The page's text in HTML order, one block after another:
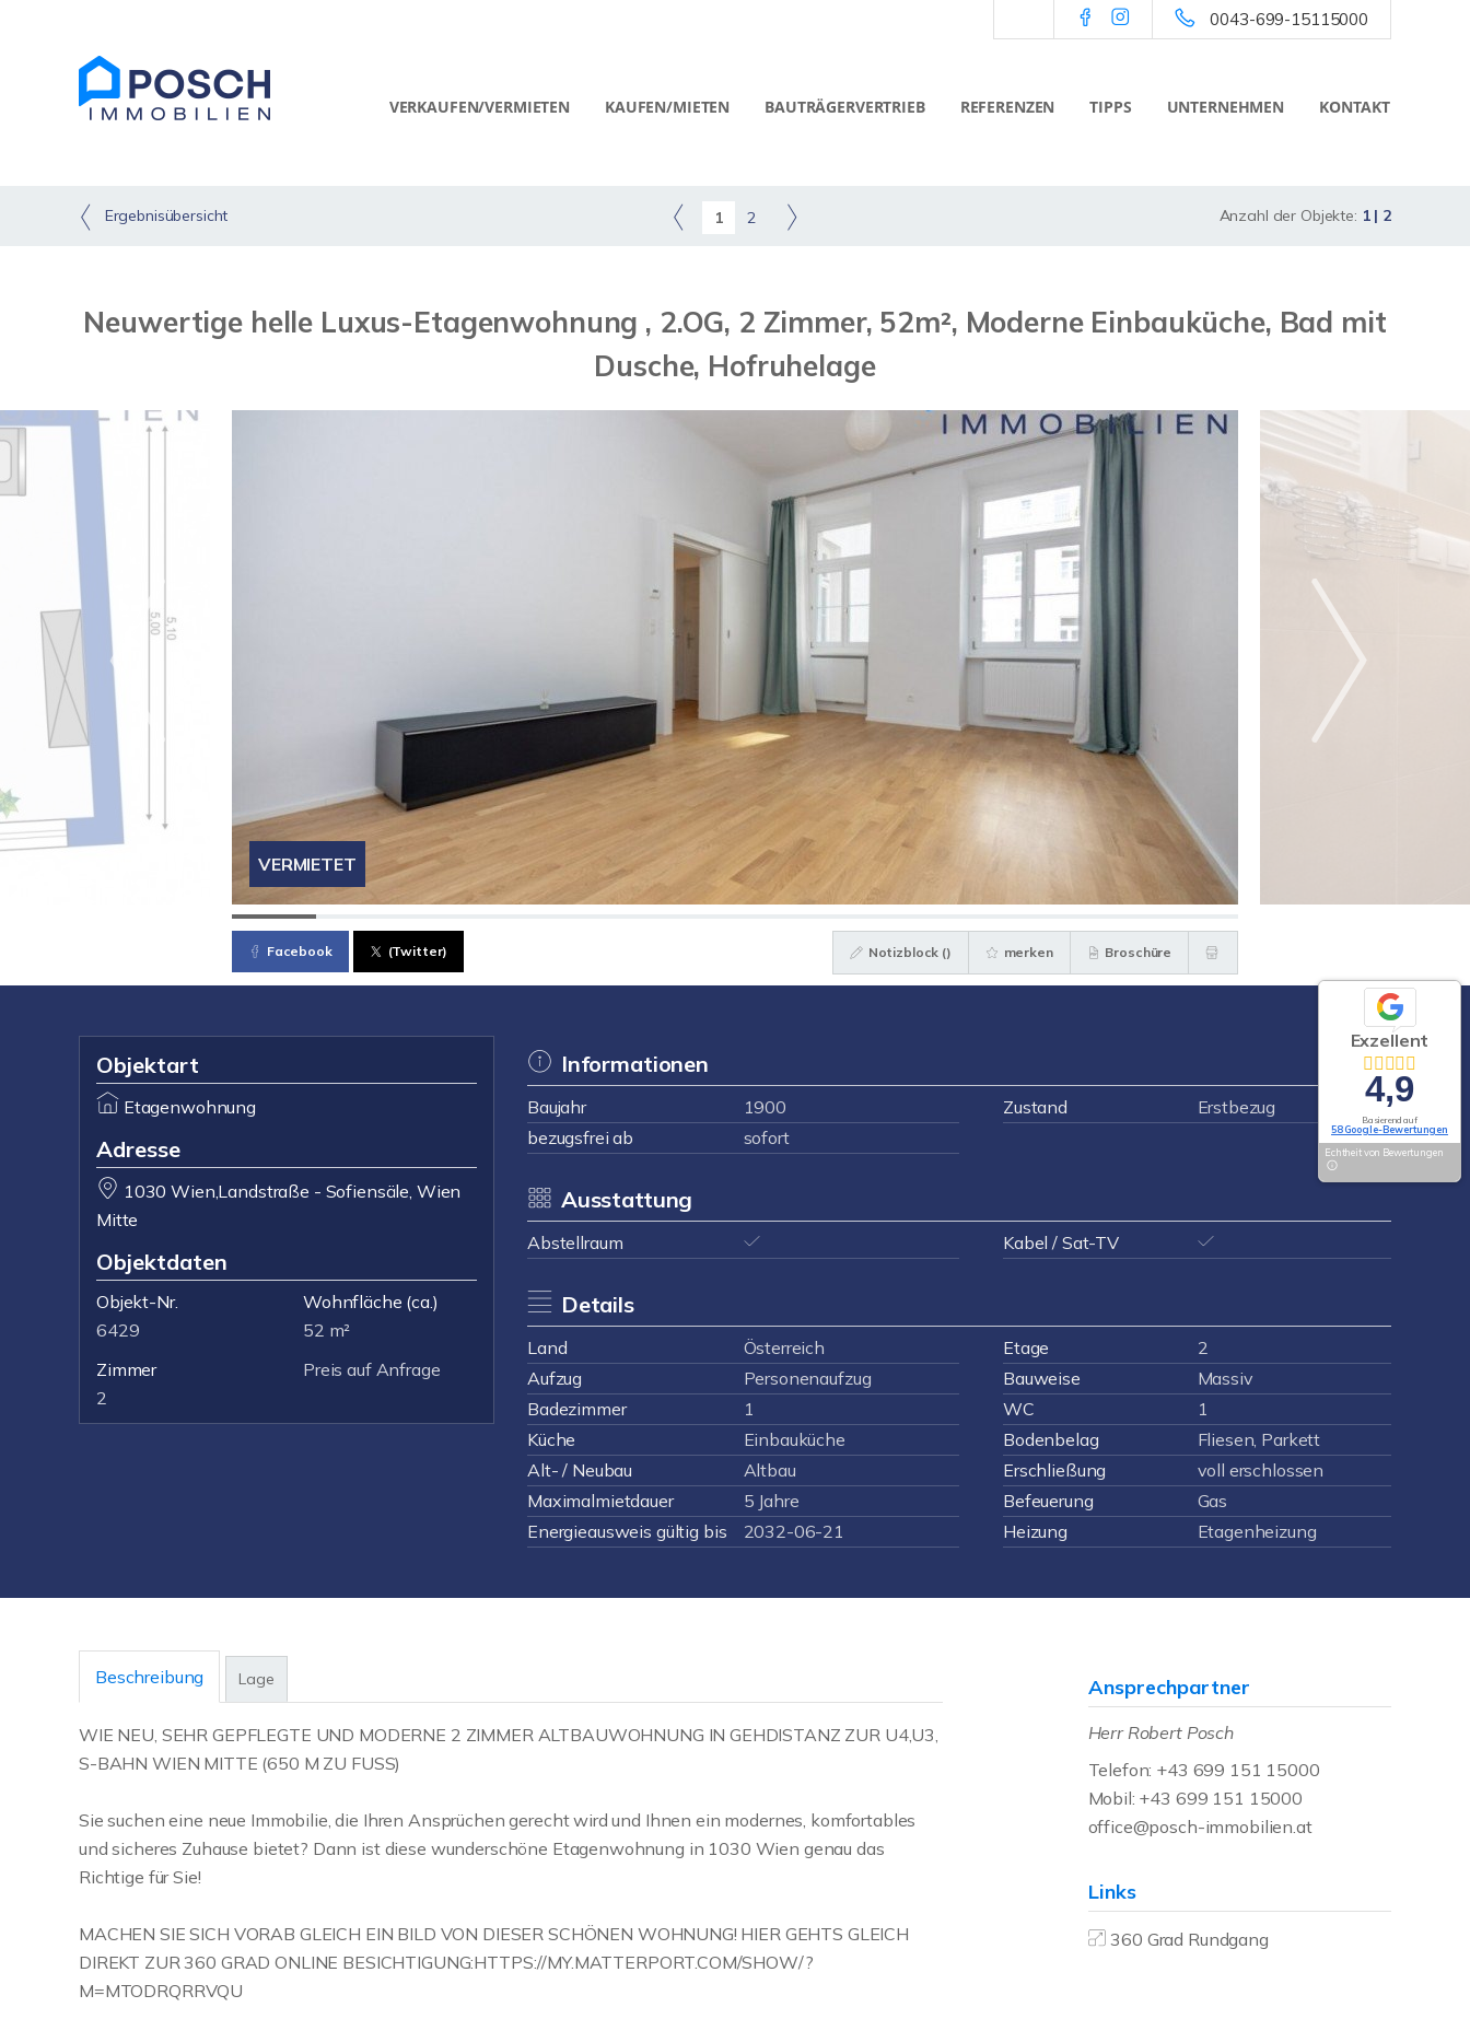
0043-699-15115000
VERKAUFEN/VERMIETEN KAUFEN/MIETEN BAUTRÄGERVERTRIEB REFERENZEN TIPPS UNTERNEHMEN KONTAKT
Ergebnisübersicht 1 2 Anzahl der Objekte: 1 | 2
Neuwertige helle Luxus-Etagenwohnung , 2.OG, 2 Zimmer, 52m², Moderne Einbauküche, Bad mit
Dusche, Hofruhelage
VERMIETET
Facebook (Twitter) Notizblock () merken Broschüre
Objektart
Etagenwohnung
Adresse
1030 Wien,Landstraße - Sofiensäle, Wien
Mitte
Objektdaten
Objekt-Nr.
6429
Wohnfläche (ca.)
52 m²
Zimmer
2
Preis auf Anfrage
Informationen
Baujahr 1900 Zustand
Erstbezug
bezugsfrei ab
sofort
Ausstattung
Abstellraum Kabel / Sat-TV
Details
Land Österreich Etage
2
Aufzug
Personenaufzug Bauweise
Massiv
Badezimmer
1 WC
1
Küche
Einbauküche Bodenbelag
Fliesen, Parkett
Alt- / Neubau
Altbau Erschließung
voll erschlossen
Maximalmietdauer
5 Jahre Befeuerung
Gas
Energieausweis gültig bis
2032-06-21 Heizung Etagenheizung
Beschreibung Lage
WIE NEU, SEHR GEPFLEGTE UND MODERNE 2 ZIMMER ALTBAUWOHNUNG IN GEHDISTANZ ZUR U4,U3,
S-BAHN WIEN MITTE (650 M ZU FUSS)
Sie suchen eine neue Immobilie, die Ihren Ansprüchen gerecht wird und Ihnen ein modernes, komfortables
und sicheres Zuhause bietet? Dann ist diese wunderschöne Etagenwohnung in 1030 Wien genau das
Richtige für Sie!
MACHEN SIE SICH VORAB GLEICH EIN BILD VON DIESER SCHÖNEN WOHNUNG! HIER GEHTS GLEICH
DIREKT ZUR 360 GRAD ONLINE BESICHTIGUNG:HTTPS://MY.MATTERPORT.COM/SHOW/?
M=MTODRQRRVQU
Ansprechpartner
Herr Robert Posch
Telefon: +43 699 151 15000
Mobil: +43 699 151 15000
office@posch-immobilien.at
Links
360 Grad Rundgang
Exzellent
4,9
Basierend auf
58 Google-Bewertungen
Echtheit von Bewertungen